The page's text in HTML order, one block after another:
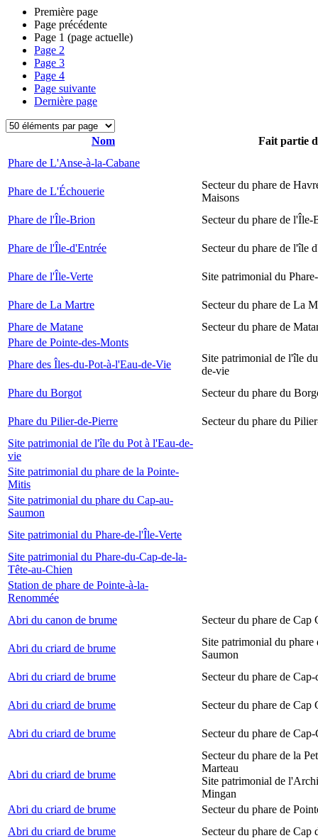
Première page
Page précédente
Page 1 (page actuelle)
Page 2
Page 3
Page 4
Page suivante
Dernière page
Nom
Fait partie
Phare de L'Anse-à-la-Cabane
Phare de L'Échouerie
Secteur du phare de
Maisons
Phare de l'Île-Brion
Secteur du phare de l'Île-
Phare de l'Île-d'Entrée Secteur du phare de l'île
Phare de l'Île-Verte Site patrimonial du
Phare de La Martre
Secteur du phare de La
Phare de Matane
Secteur du phare de
Phare de Pointe-des-Monts
Phare des Îles-du-Pot-à-l'Eau-de-Vie
Site patrimonial de l'île
de-vie
Phare du Borgot
Secteur du phare du
Phare du Pilier-de-Pierre
Secteur du phare du
Site patrimonial de l'île du Pot à l'Eau-de-
vie
Site patrimonial du phare de la Pointe-
Mitis
Site patrimonial du phare du Cap-au-
Saumon
Site patrimonial du Phare-de-l'Île-Verte
Site patrimonial du Phare-du-Cap-de-la-
Tête-au-Chien
Station de phare de Pointe-à-la-
Renommée
Abri du canon de brume
Secteur du phare de Cap
Abri du criard de brume
Site patrimonial du phare
Saumon
Abri du criard de brume
Secteur du phare de Cap-
Abri du criard de brume Secteur du phare de Cap
Abri du criard de brume Secteur du phare de Cap-
Abri du criard de brume
Secteur du phare de la
Marteau
Site patrimonial de
Mingan
Abri du criard de brume
Secteur du phare de
Abri du criard de brume
Secteur du phare de Cap